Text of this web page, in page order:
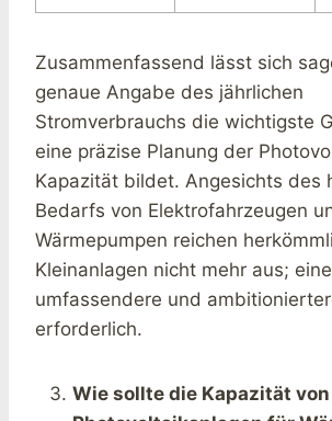
Zusammenfassend lässt sich
genaue Angabe des jährlichen
Stromverbrauchs die wichtigste
eine präzise Planung der
Kapazität bildet. Angesichts des
Bedarfs von Elektrofahrzeugen
Wärmepumpen reichen
Kleinanlagen nicht mehr aus; eine
umfassendere und
erforderlich.
Wie sollte die Kapazität von